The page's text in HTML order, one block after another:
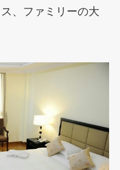
、ファミリーの大